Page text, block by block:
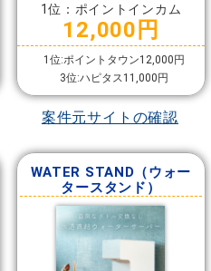
1位：ポイントインカム
12,000円
1位:ポイントタウン12,000円
3位:ハピタス11,000円
案件元サイトの確認
WATER STAND（ウォー
タースタンド）